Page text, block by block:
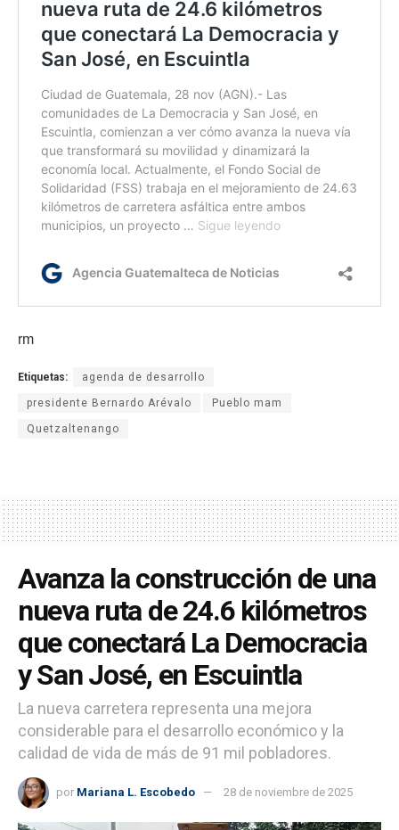
rm
Etiquetas: agenda de desarrollo
presidente Bernardo Arévalo Pueblo mam
Quetzaltenango
Avanza la construcción de una
nueva ruta de 24.6 kilómetros
que conectará La Democracia
y San José, en Escuintla
La nueva carretera representa una mejora
considerable para el desarrollo económico y la
calidad de vida de más de 91 mil pobladores.
por Mariana L. Escobedo 28 de noviembre de 2025